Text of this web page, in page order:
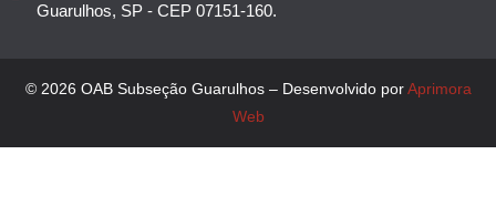
Guarulhos, SP - CEP 07151-160.
© 2026 OAB Subseção Guarulhos – Desenvolvido porAprimora
Web